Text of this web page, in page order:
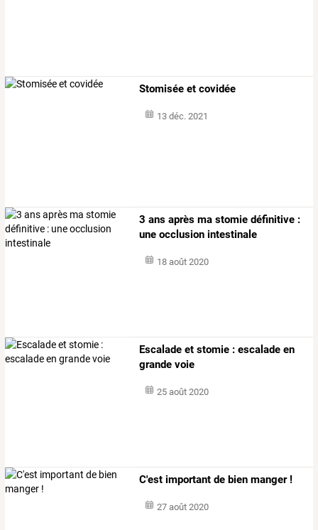
Stomisée et covidée
13 déc. 2021
3 ans après ma stomie définitive :
une occlusion intestinale
18 août 2020
Escalade et stomie : escalade en
grande voie
25 août 2020
C'est important de bien manger !
27 août 2020